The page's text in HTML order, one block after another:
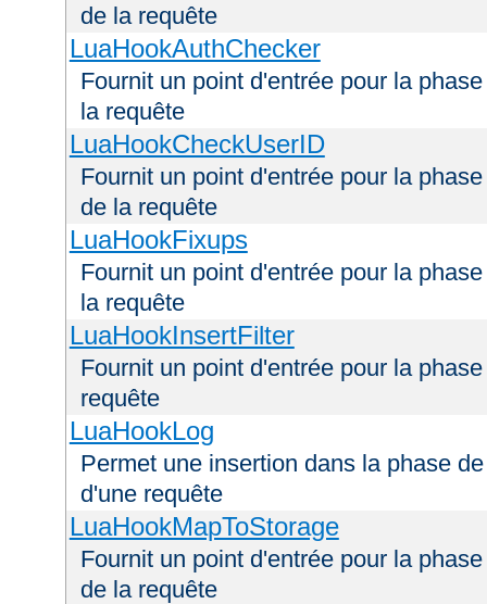
de la requête
LuaHookAuthChecker
Fournit un point d'entrée pour la
la requête
LuaHookCheckUserID
Fournit un point d'entrée pour la
de la requête
LuaHookFixups
Fournit un point d'entrée pour la
la requête
LuaHookInsertFilter
Fournit un point d'entrée pour la
requête
LuaHookLog
Permet une insertion dans la phase
d'une requête
LuaHookMapToStorage
Fournit un point d'entrée pour la
de la requête